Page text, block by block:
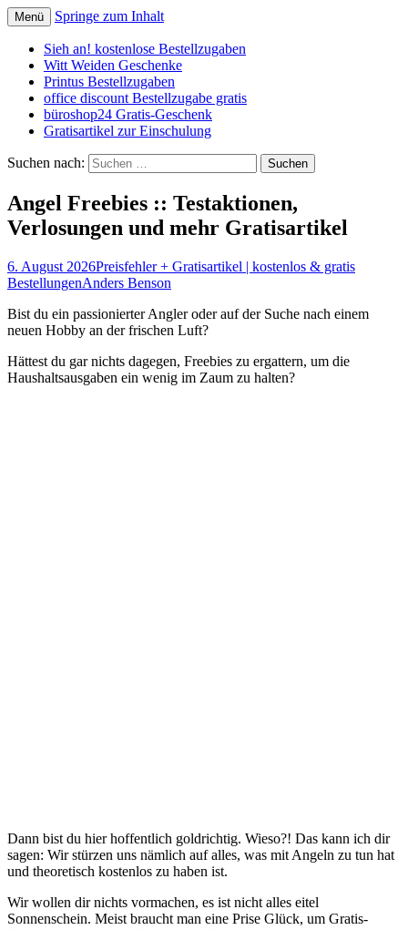
spaaaren.de
günstig einkaufen und billig leben
Menü Springe zum Inhalt
Sieh an! kostenlose Bestellzugaben
Witt Weiden Geschenke
Printus Bestellzugaben
office discount Bestellzugabe gratis
büroshop24 Gratis-Geschenk
Gratisartikel zur Einschulung
Suchen nach:
Angel Freebies :: Testaktionen,
Verlosungen und mehr Gratisartikel
6. August 2026Preisfehler + Gratisartikel | kostenlos & gratis
BestellungenAnders Benson
Bist du ein passionierter Angler oder auf der Suche nach einem
neuen Hobby an der frischen Luft?
Hättest du gar nichts dagegen, Freebies zu ergattern, um die
Haushaltsausgaben ein wenig im Zaum zu halten?
Dann bist du hier hoffentlich goldrichtig. Wieso?! Das kann ich dir
sagen: Wir stürzen uns nämlich auf alles, was mit Angeln zu tun hat
und theoretisch kostenlos zu haben ist.
Wir wollen dir nichts vormachen, es ist nicht alles eitel
Sonnenschein. Meist braucht man eine Prise Glück, um Gratis-